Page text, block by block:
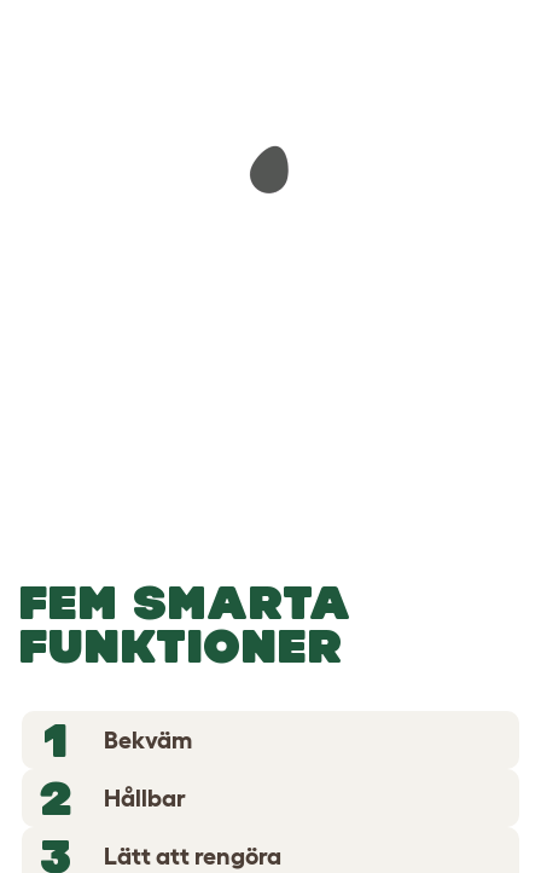
FEM SMARTA
FUNKTIONER
1
Bekväm
2 Hållbar
3 Lätt att rengöra